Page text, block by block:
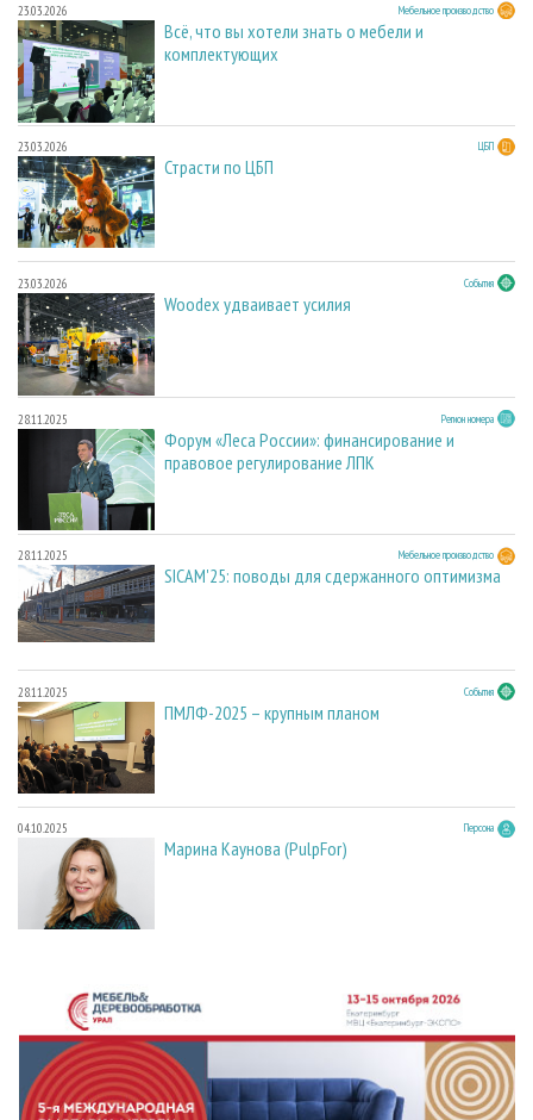
23.03.2026 Мебельное производство
Всё, что вы хотели знать о мебели и
комплектующих
23.03.2026 ЦБП
Страсти по ЦБП
23.03.2026 События
Woodex удваивает усилия
28.11.2025 Регион номера
Форум «Леса России»: финансирование и
правовое регулирование ЛПК
28.11.2025 Мебельное производство
SICAM'25: поводы для сдержанного оптимизма
28.11.2025 События
ПМЛФ-2025 – крупным планом
04.10.2025 Персона
Марина Каунова (PulpFor)